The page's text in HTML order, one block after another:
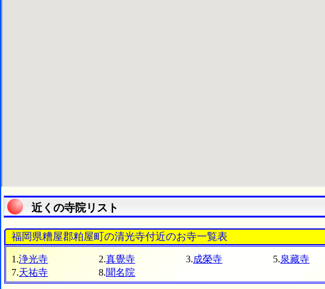
近くの寺院リスト
福岡県糟屋郡粕屋町の清光寺付近のお寺一覧表
1.浄光寺 2.真覺寺 3.成榮寺 5.泉藏寺
7.天祐寺 8.聞名院